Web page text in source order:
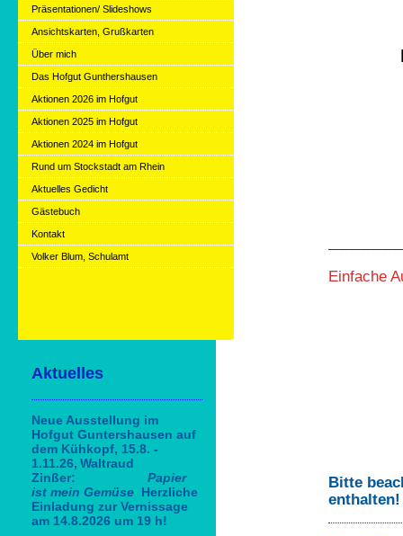
Einfache
Bitte
enthalten!
Präsentationen/ Slideshows
Ansichtskarten, Grußkarten
Über mich
Das Hofgut Gunthershausen
Aktionen 2026 im Hofgut
Aktionen 2025 im Hofgut
Aktionen 2024 im Hofgut
Rund um Stockstadt am Rhein
Aktuelles Gedicht
Gästebuch
Kontakt
Volker Blum, Schulamt
Aktuelles
Neue Ausstellung im
Hofgut Guntershausen auf
dem Kühkopf, 15.8. -
1.11.26, Waltraud
Zinßer: Papier
ist mein Gemüse Herzliche
Einladung zur Vernissage
am 14.8.2026 um 19 h!